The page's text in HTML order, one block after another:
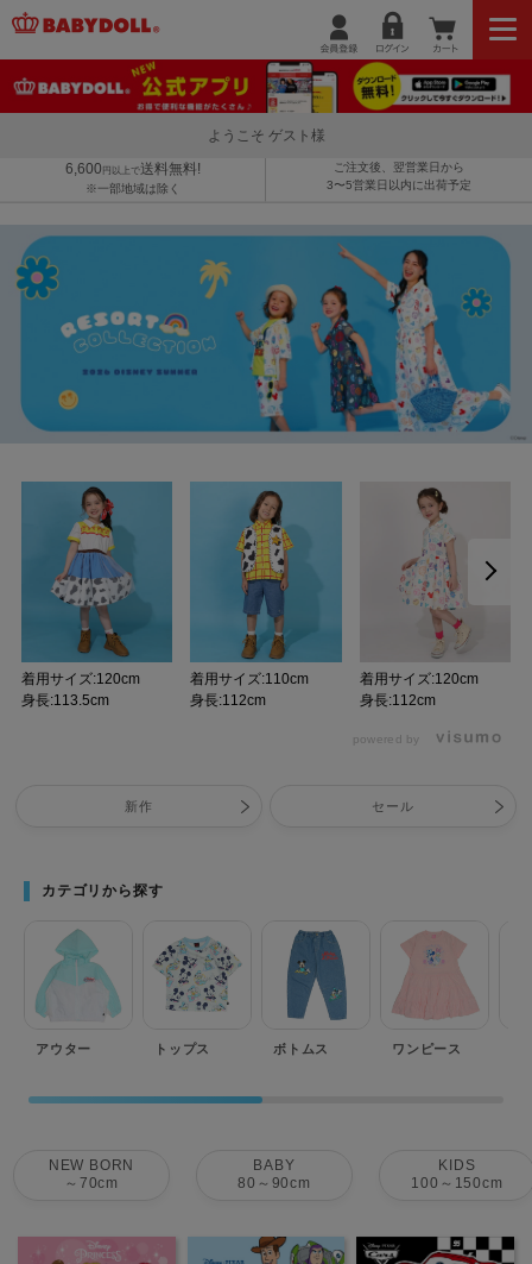
ようこそ ゲスト様
6,600 円以上で送料無料!
※一部地域は除く
ご注文後、翌営業日から
3〜5営業日以内に出荷予定
着用サイズ:120cm
身長:113.5cm
着用サイズ:110cm
身長:112cm
着用サイズ:120cm
身長:112cm
powered by
新作 セール
カテゴリから探す
アウター トップス ボトムス ワンピース
NEW BORN
～70cm
BABY
80～90cm
KIDS
100～150cm